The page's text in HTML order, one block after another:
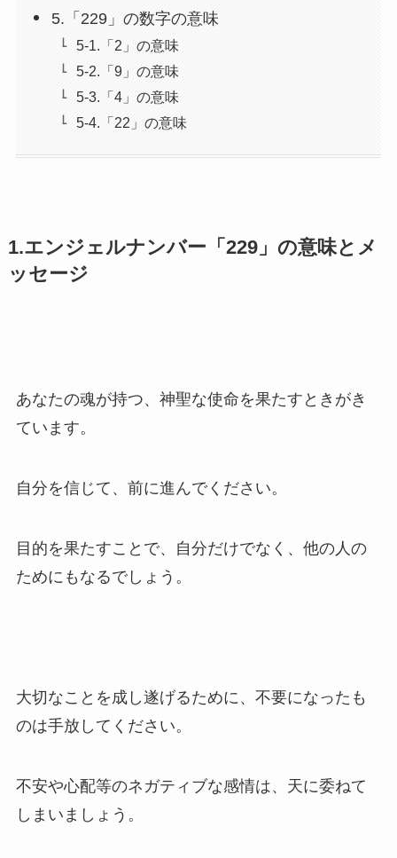
5.「229」の数字の意味
5-1.「2」の意味
5-2.「9」の意味
5-3.「4」の意味
5-4.「22」の意味
1.エンジェルナンバー「229」の意味とメ
ッセージ
あなたの魂が持つ、神聖な使命を果たすときがき
ています。
自分を信じて、前に進んでください。
目的を果たすことで、自分だけでなく、他の人の
ためにもなるでしょう。
大切なことを成し遂げるために、不要になったも
のは手放してください。
不安や心配等のネガティブな感情は、天に委ねて
しまいましょう。